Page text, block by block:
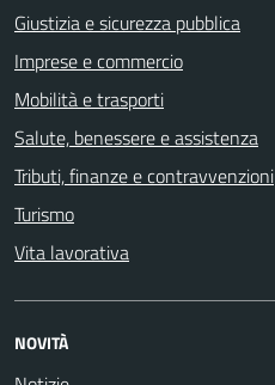
Giustizia e sicurezza pubblica
Imprese e commercio
Mobilità e trasporti
Salute, benessere e assistenza
Tributi, finanze e contravvenzioni
Turismo
Vita lavorativa
NOVITÀ